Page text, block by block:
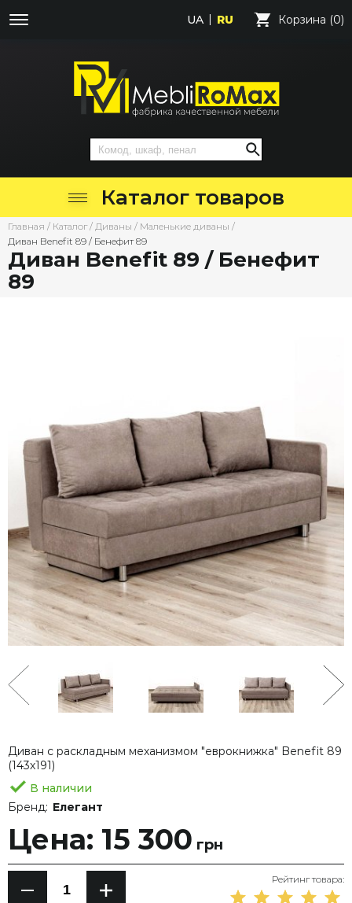
UA RU Корзина (0)
Каталог товаров
Главная / Каталог / Диваны / Маленькие диваны /
Диван Benefit 89 / Бенефит 89
Диван Benefit 89 / Бенефит
89
Диван с раскладным механизмом "еврокнижка" Benefit 89
(143х191)
В наличии
Бренд: Елегант
Цена: 15 300 грн
Рейтинг товара: